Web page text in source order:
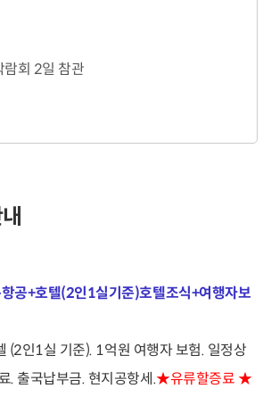
람회 2일 참관
공+호텔(2인1실기준)호텔조식+여행자보
(2인1실 기준). 1억원 여행자 보험. 일정상
. 출국납부금. 현지공항세.★유류할증료 ★